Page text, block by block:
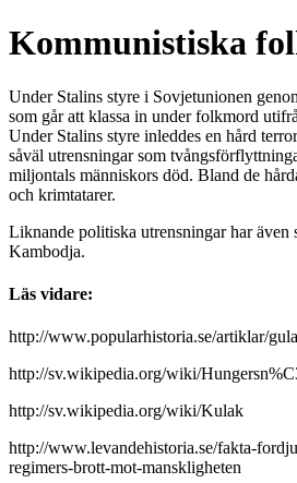
Kommunistiska
Under Stalins styre i Sovjetunionen
som går att klassa in under folkmord
Under Stalins styre inleddes en hård
såväl utrensningar som
miljontals människors död. Bland de
och krimtatarer.
Liknande politiska utrensningar har även
Kambodja.
Läs vidare:
http://www.popularhistoria.se/artiklar/
http://sv.wikipedia.org/wiki/
http://sv.wikipedia.org/wiki/Kulak
http://www.levandehistoria.se/fakta-
regimers-brott-mot-manskligheten